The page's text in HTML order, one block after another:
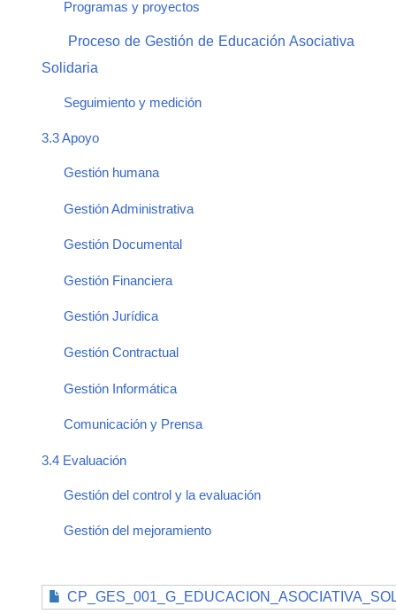
Programas y proyectos
Proceso de Gestión de Educación Asociativa
Solidaria
Seguimiento y medición
3.3 Apoyo
Gestión humana
Gestión Administrativa
Gestión Documental
Gestión Financiera
Gestión Jurídica
Gestión Contractual
Gestión Informática
Comunicación y Prensa
3.4 Evaluación
Gestión del control y la evaluación
Gestión del mejoramiento